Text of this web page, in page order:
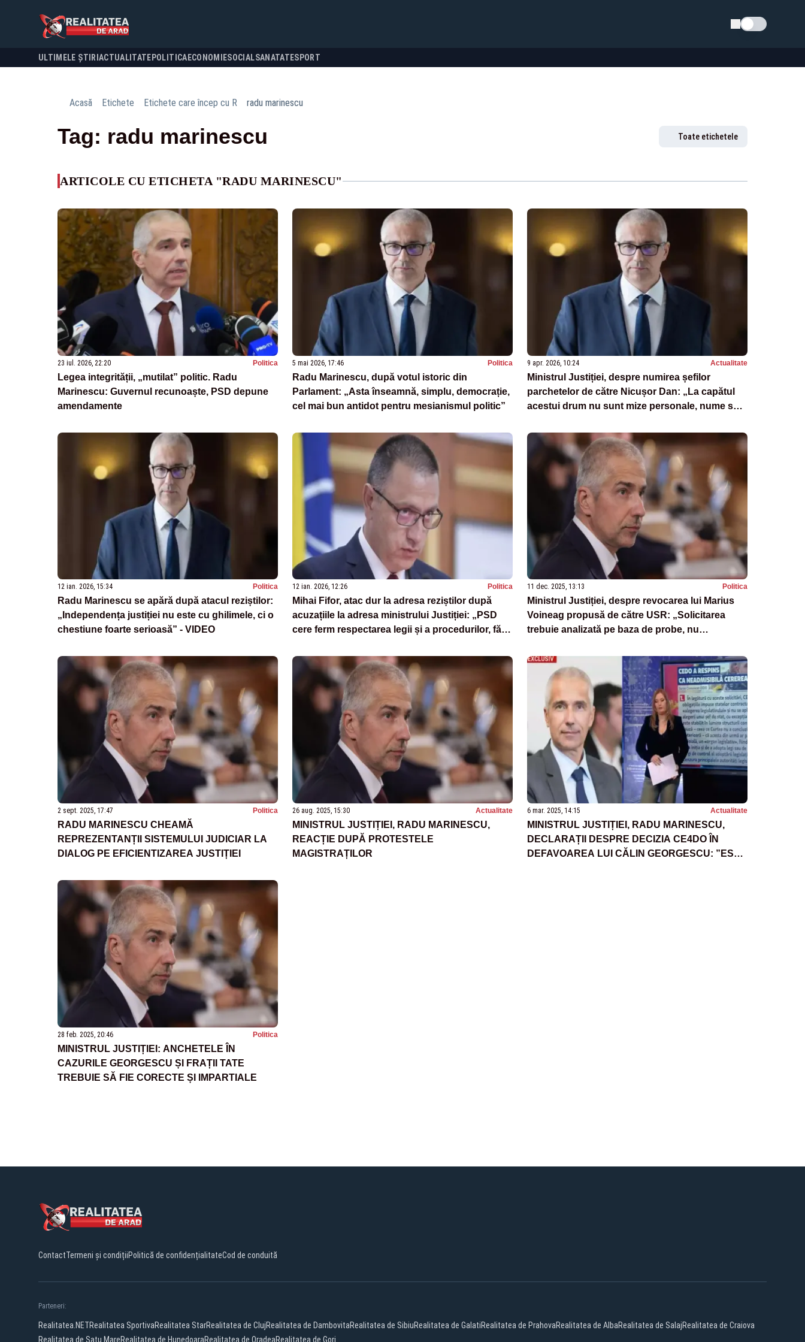
Schimba tema
ULTIMELE ȘTIRI ACTUALITATE POLITICA ECONOMIESOCIALSANATATESPORT
Acasă Etichete Etichete care încep cu R radu marinescu
Tag: radu marinescu Toate etichetele
ARTICOLE CU ETICHETA "RADU MARINESCU"
23 iul. 2026, 22:20 Politica
Legea integrității, „mutilat” politic. Radu
Marinescu: Guvernul recunoaște, PSD depune
amendamente
5 mai 2026, 17:46 Politica
Radu Marinescu, după votul istoric din
Parlament: „Asta înseamnă, simplu, democrație,
cel mai bun antidot pentru mesianismul politic”
9 apr. 2026, 10:24 Actualitate
Ministrul Justiției, despre numirea șefilor
parchetelor de către Nicușor Dan: „La capătul
acestui drum nu sunt mize personale, nume sau
12 ian. 2026, 15:34 Politica
Radu Marinescu se apără după atacul reziștilor:
„Independența justiției nu este cu ghilimele, ci o
chestiune foarte serioasă” - VIDEO
12 ian. 2026, 12:26 Politica
Mihai Fifor, atac dur la adresa reziștilor după
acuzațiile la adresa ministrului Justiției: „PSD
cere ferm respectarea legii și a procedurilor, fără
11 dec. 2025, 13:13 Politica
Ministrul Justiției, despre revocarea lui Marius
Voineag propusă de către USR: „Solicitarea
trebuie analizată pe baza de probe, nu
2 sept. 2025, 17:47 Politica
RADU MARINESCU CHEAMĂ
REPREZENTANȚII SISTEMULUI JUDICIAR LA
DIALOG PE EFICIENTIZAREA JUSTIȚIEI
26 aug. 2025, 15:30 Actualitate
MINISTRUL JUSTIȚIEI, RADU MARINESCU,
REACȚIE DUPĂ PROTESTELE
MAGISTRAȚILOR
6 mar. 2025, 14:15 Actualitate
MINISTRUL JUSTIȚIEI, RADU MARINESCU,
DECLARAȚII DESPRE DECIZIA CE4DO ÎN
DEFAVOAREA LUI CĂLIN GEORGESCU: ”ESTE
28 feb. 2025, 20:46 Politica
MINISTRUL JUSTIȚIEI: ANCHETELE ÎN
CAZURILE GEORGESCU ȘI FRAȚII TATE
TREBUIE SĂ FIE CORECTE ȘI IMPARTIALE
ContactTermeni și condițiiPolitică de confidențialitateCod de conduită
Parteneri:
Realitatea.NETRealitatea SportivaRealitatea StarRealitatea de ClujRealitatea de DambovitaRealitatea de SibiuRealitatea de GalatiRealitatea de PrahovaRealitatea de AlbaRealitatea de SalajRealitatea de Craiova
Realitatea de Satu MareRealitatea de HunedoaraRealitatea de OradeaRealitatea de Gorj